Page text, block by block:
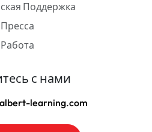
Поддержка
Пресса
Работа
с нами
learning.com